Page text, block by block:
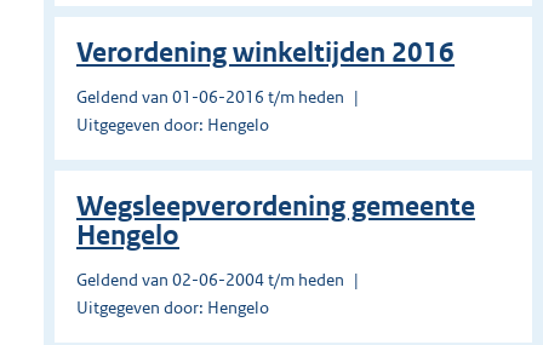
Verordening winkeltijden 2016
Geldend van 01-06-2016 t/m heden
Uitgegeven door: Hengelo
Wegsleepverordening gemeente
Hengelo
Geldend van 02-06-2004 t/m heden
Uitgegeven door: Hengelo